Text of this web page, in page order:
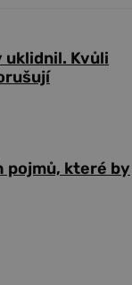
uklidnil. Kvůli
pojmů, které by